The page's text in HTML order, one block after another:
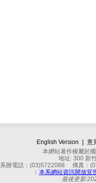
English Version
意
本網站著作權屬於
地址: 300 新
系辦電話：(03)5722088 傳真：
︱ 本系網站資訊開放宣
最後更新